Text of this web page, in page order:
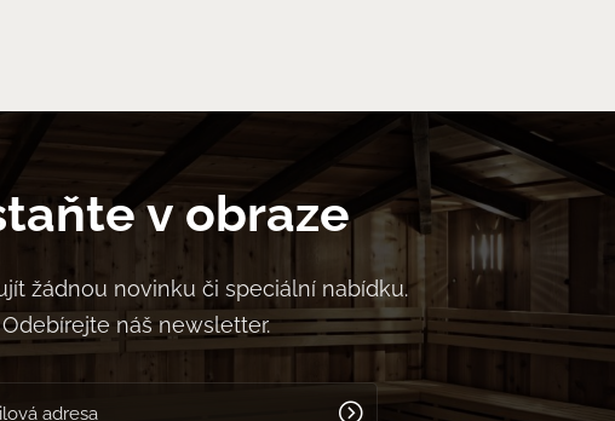
v obraze
žádnou novinku či speciální nabídku.
Odebírejte náš newsletter.